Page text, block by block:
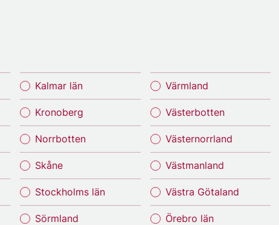
Kalmar län
Kronoberg
Norrbotten
Skåne
Stockholms län
Sörmland
Värmland
Västerbotten
Västernorrland
Västmanland
Västra Götaland
Örebro län